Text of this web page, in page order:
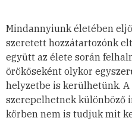
Mindannyiunk életében
szeretett hozzátartozónk
együtt az élete során
örököseként olykor
helyzetbe is kerülhetünk.
szerepelhetnek különböző
körben nem is tudjuk mit